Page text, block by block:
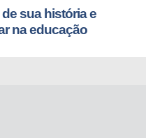
sua história e
na educação